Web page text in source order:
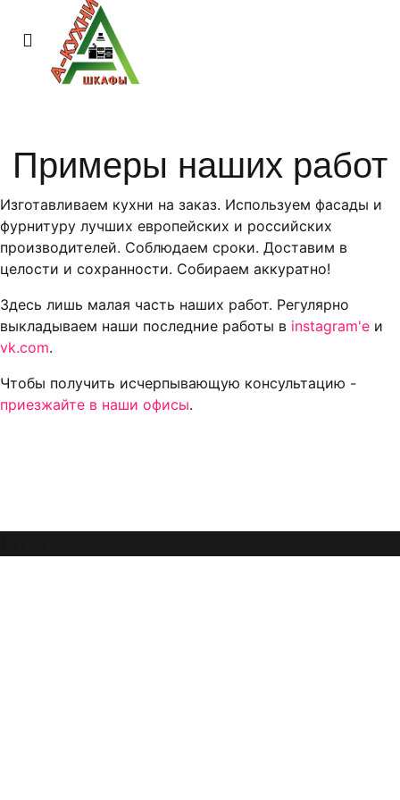
Примеры наших работ
Изготавливаем кухни на заказ. Используем фасады и
фурнитуру лучших европейских и российских
производителей. Соблюдаем сроки. Доставим в
целости и сохранности. Собираем аккуратно!
Здесь лишь малая часть наших работ. Регулярно
выкладываем наши последние работы в instagram'е и
vk.com.
Чтобы получить исчерпывающую консультацию -
приезжайте в наши офисы.